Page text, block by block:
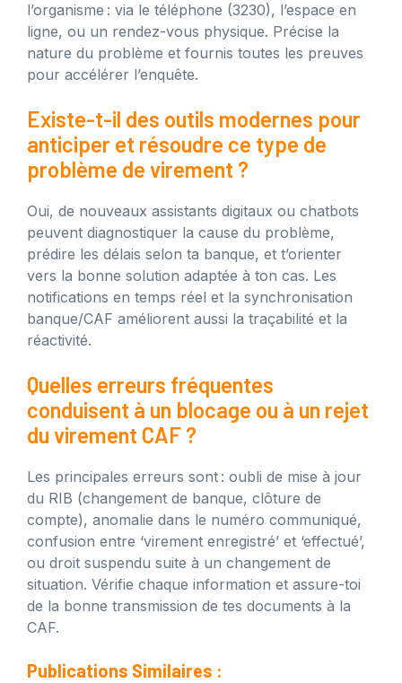
l’organisme : via le téléphone (3230), l’espace en
ligne, ou un rendez-vous physique. Précise la
nature du problème et fournis toutes les preuves
pour accélérer l’enquête.
Existe-t-il des outils modernes pour
anticiper et résoudre ce type de
problème de virement ?
Oui, de nouveaux assistants digitaux ou chatbots
peuvent diagnostiquer la cause du problème,
prédire les délais selon ta banque, et t’orienter
vers la bonne solution adaptée à ton cas. Les
notifications en temps réel et la synchronisation
banque/CAF améliorent aussi la traçabilité et la
réactivité.
Quelles erreurs fréquentes
conduisent à un blocage ou à un rejet
du virement CAF ?
Les principales erreurs sont : oubli de mise à jour
du RIB (changement de banque, clôture de
compte), anomalie dans le numéro communiqué,
confusion entre ‘virement enregistré’ et ‘effectué’,
ou droit suspendu suite à un changement de
situation. Vérifie chaque information et assure-toi
de la bonne transmission de tes documents à la
CAF.
Publications Similaires :